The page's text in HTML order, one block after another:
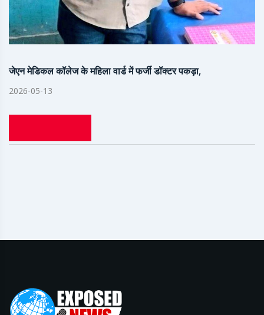
जेएन मेडिकल कॉलेज के महिला वार्ड में फर्जी डॉक्टर पकड़ा,
2026-05-13